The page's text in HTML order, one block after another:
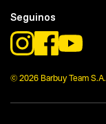
No items found.
Seguinos
© 2026 Barbuy Team